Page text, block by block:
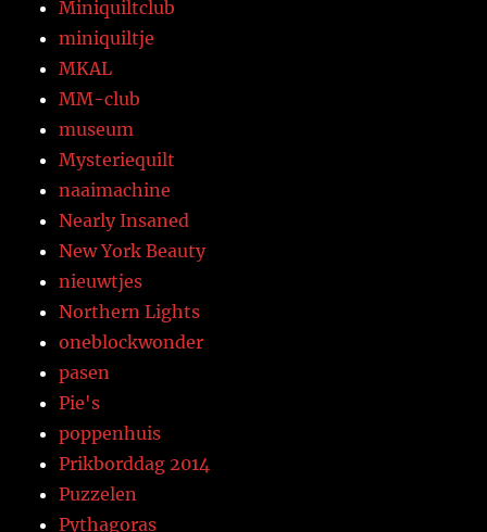
Miniquiltclub
miniquiltje
MKAL
MM-club
museum
Mysteriequilt
naaimachine
Nearly Insaned
New York Beauty
nieuwtjes
Northern Lights
oneblockwonder
pasen
Pie's
poppenhuis
Prikborddag 2014
Puzzelen
Pythagoras